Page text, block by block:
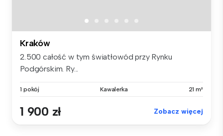
Kraków
2.500 całość w tym światłowód przy Rynku
Podgórskim. Ry...
1 pokój Kawalerka 21 m²
1 900 zł Zobacz więcej